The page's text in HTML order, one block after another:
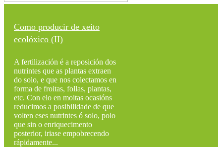
Como producir de xeito
ecolóxico (II)
A fertilización é a reposición dos
nutrintes que as plantas extraen
do solo, e que nos colectamos en
forma de froitas, follas, plantas,
etc. Con elo en moitas ocasións
reducimos a posibilidade de que
volten eses nutrintes ó solo, polo
que sin o enriquecimento
posterior, iriase empobrecendo
rápidamente...